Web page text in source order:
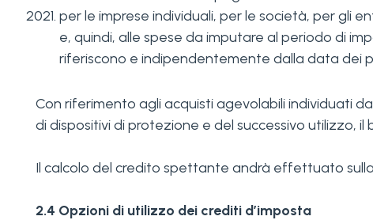
per le imprese individuali, per le società, per gli
e, quindi, alle spese da imputare al periodo di
riferiscono e indipendentemente dalla data dei
Con riferimento agli acquisti agevolabili individuati
di dispositivi di protezione e del successivo utilizzo,
Il calcolo del credito spettante andrà effettuato
2.4 Opzioni di utilizzo dei crediti d’imposta